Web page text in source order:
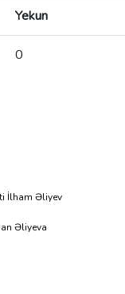
Yekun
0
İlham Əliyev
Əliyeva